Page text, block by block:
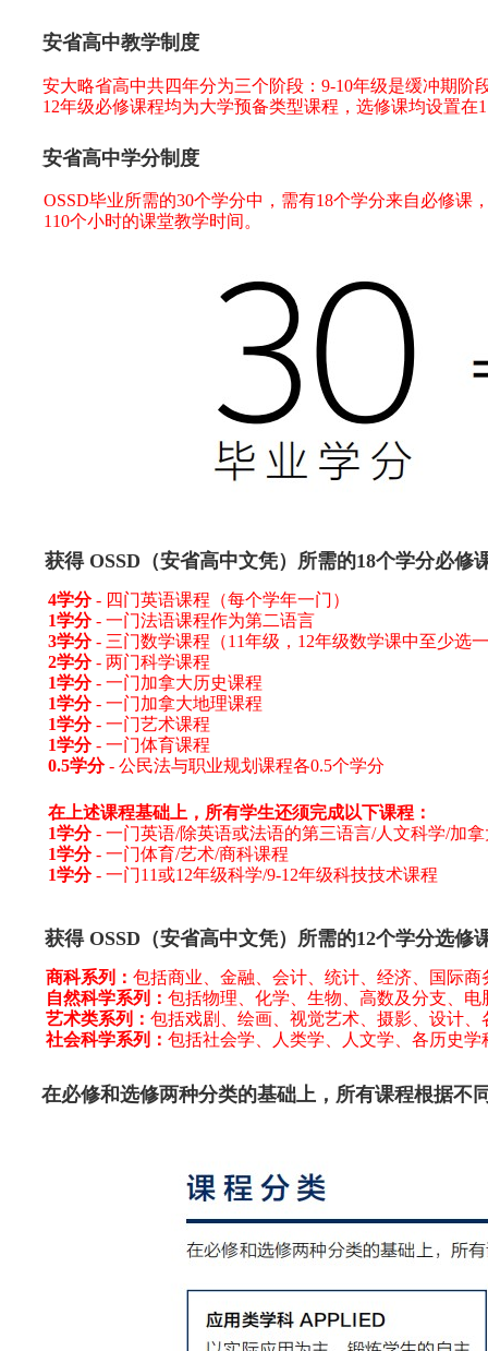
安省高中教学制度
安大略省高中共四年分为三个阶段：9-10年级是缓冲期阶
12年级必修课程均为大学预备类型课程，选修课均设置
安省高中学分制度
OSSD毕业所需的30个学分中，需有18个学分来自必修
110个小时的课堂教学时间。
获得 OSSD（安省高中文凭）所需的18个学分必修
4学分- 四门英语课程（每个学年一门）
1学分- 一门法语课程作为第二语言
3学分- 三门数学课程（11年级，12年级数学课中至少选
2学分- 两门科学课程
1学分- 一门加拿大历史课程
1学分- 一门加拿大地理课程
1学分- 一门艺术课程
1学分- 一门体育课程
0.5学分- 公民法与职业规划课程各0.5个学分
在上述课程基础上，所有学生还须完成以下课程：
1学分- 一门英语/除英语或法语的第三语言/人文科学/加
1学分- 一门体育/艺术/商科课程
1学分- 一门11或12年级科学/9-12年级科技技术课程
获得 OSSD（安省高中文凭）所需的12个学分选修
商科系列： 包括商业、金融、会计、统计、经济、国际
自然科学系列： 包括物理、化学、生物、高数及分支、
艺术类系列： 包括戏剧、绘画、视觉艺术、摄影、设计、
社会科学系列： 包括社会学、人类学、人文学、各历史学
在必修和选修两种分类的基础上，所有课程根据不